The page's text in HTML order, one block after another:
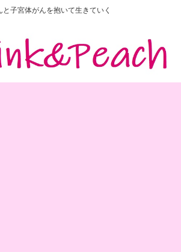
と子宮体がんを抱いて生きていく